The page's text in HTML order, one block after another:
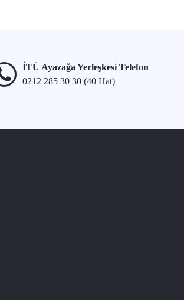
İTÜ Ayazağa Yerleşkesi Telefon
0212 285 30 30 (40 Hat)